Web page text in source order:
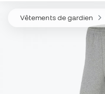
Vêtements de gardien